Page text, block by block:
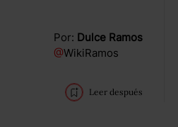
Por: Dulce Ramos
@WikiRamos
Leer después